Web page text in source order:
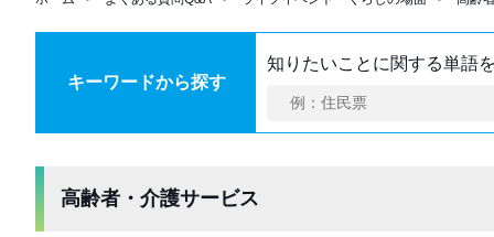
キーワードから探す
知りたいことに関する単語
高齢者・介護サービス